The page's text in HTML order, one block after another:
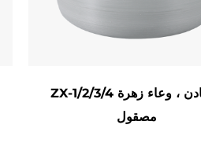
الهدايا: تعبئتها كرفاهية
مجموعات
من خلال سحرهم الحرفي والابتكار
المعيشية الحديثة. يقومون
ZX-1/2/3/4 المعادن ، وعاء زهرة
مصقول